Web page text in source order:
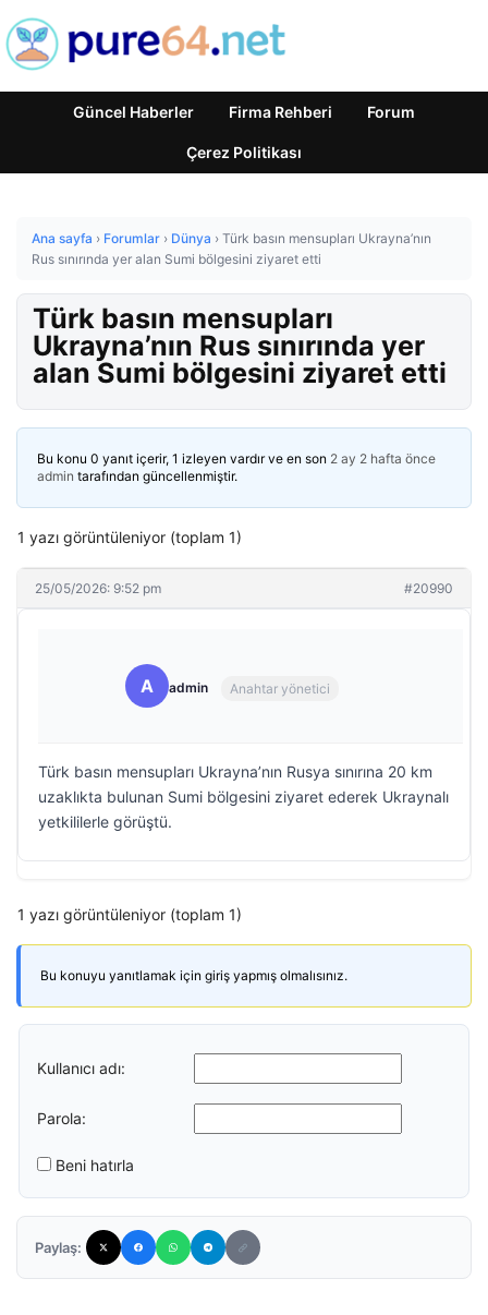
Güncel Haberler Firma Rehberi Forum
Çerez Politikası
Ana sayfa › Forumlar › Dünya › Türk basın mensupları Ukrayna’nın
Rus sınırında yer alan Sumi bölgesini ziyaret etti
Türk basın mensupları
Ukrayna’nın Rus sınırında yer
alan Sumi bölgesini ziyaret etti
Bu konu 0 yanıt içerir, 1 izleyen vardır ve en son 2 ay 2 hafta önce
admin tarafından güncellenmiştir.
1 yazı görüntüleniyor (toplam 1)
25/05/2026: 9:52 pm #20990
A admin Anahtar yönetici
Türk basın mensupları Ukrayna’nın Rusya sınırına 20 km
uzaklıkta bulunan Sumi bölgesini ziyaret ederek Ukraynalı
yetkililerle görüştü.
1 yazı görüntüleniyor (toplam 1)
Bu konuyu yanıtlamak için giriş yapmış olmalısınız.
Kullanıcı adı:
Parola:
Beni hatırla
Paylaş: